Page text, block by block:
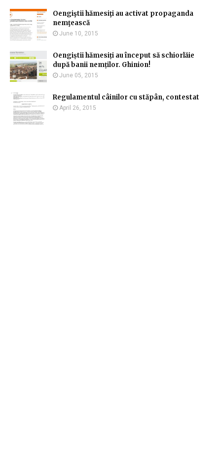
Oengiştii hămesiţi au activat propaganda
nemţească
June 10, 2015
Oengiștii hămesiți au început să schiorlăie
după banii nemților. Ghinion!
June 05, 2015
Regulamentul câinilor cu stăpân, contestat
April 26, 2015